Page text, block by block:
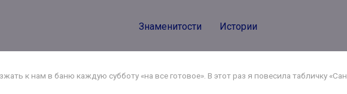
Знаменитости Истории
к нам в баню каждую субботу «на все готовое». В этот раз я повесила табличку